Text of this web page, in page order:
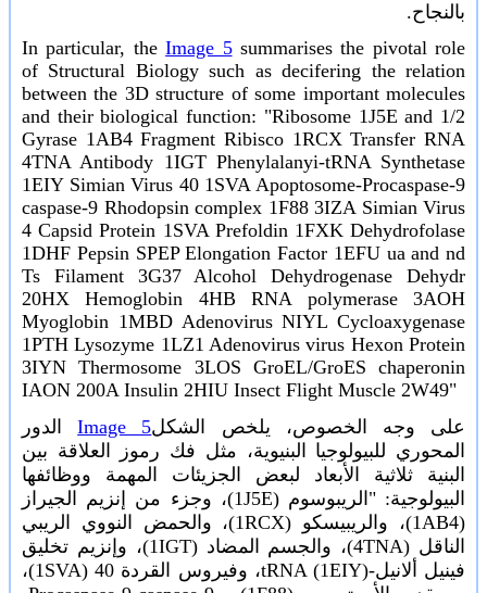
بالنجاح.
In particular, theImage 5summarises the pivotal role
of Structural Biology such as decifering the relation
between the 3D structure of some important molecules
and their biological function: "Ribosome 1J5E and 1/2
Gyrase 1AB4 Fragment Ribisco 1RCX Transfer RNA
4TNA Antibody 1IGT Phenylalanyi-tRNA Synthetase
1EIY Simian Virus 40 1SVA Apoptosome-Procaspase-9
caspase-9 Rhodopsin complex 1F88 3IZA Simian Virus
4 Capsid Protein 1SVA Prefoldin 1FXK Dehydrofolase
1DHF Pepsin SPEP Elongation Factor 1EFU ua and nd
Ts Filament 3G37 Alcohol Dehydrogenase Dehydr
20HX Hemoglobin 4HB RNA polymerase 3AOH
Myoglobin 1MBD Adenovirus NIYL Cycloaxygenase
1PTH Lysozyme 1LZ1 Adenovirus virus Hexon Protein
3IYN Thermosome 3LOS GroEL/GroES chaperonin
IAON 200A Insulin 2HIU Insect Flight Muscle 2W49"
على وجه الخصوص، يلخص الشكلImage 5الدور
المحوري للبيولوجيا البنيوية، مثل فك رموز العلاقة بين
البنية ثلاثية الأبعاد لبعض الجزيئات المهمة ووظائفها
البيولوجية: "الريبوسوم (1J5E)، وجزء من إنزيم الجيراز
(1AB4)، والريبيسكو (1RCX)، والحمض النووي الريبي
الناقل (4TNA)، والجسم المضاد (1IGT)، وإنزيم تخليق
فينيل ألانيل-tRNA (1EIY)، وفيروس القردة 40 (1SVA)،